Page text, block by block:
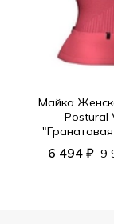
Майка
Postural
6 494 ₽ 9